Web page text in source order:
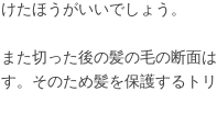
けたほうがいいでしょう。
また切った後の髪の毛の断面
す。そのため髪を保護するト